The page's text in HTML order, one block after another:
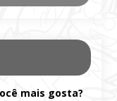
mais gosta?